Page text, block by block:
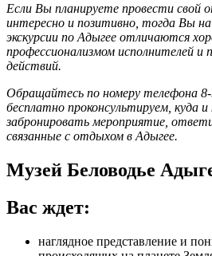
Если Вы планируете провести свой
интересно и позитивно, тогда Вы
экскурсии по Адыгее отличаются
профессионализмом исполнителей и
действий.
Обращайтесь по номеру телефона
бесплатно проконсультируем, куда
забронировать мероприятие,
связанные с отдыхом в Адыгее.
Музей Беловодье
Вас ждет:
наглядное представление и